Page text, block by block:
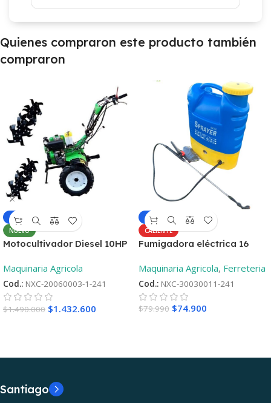
Quienes compraron este producto también
compraron
-4%
NUEVO
Motocultivador Diesel 10HP
lanzamiento! + 2°Repueto
Maquinaria Agricola
Cod.: NXC-20060003-1-241
$1.490.000 $1.432.600
-6%
CALIENTE
Fumigadora eléctrica 16
Maquinaria Agricola, Ferreteria
Cod.: NXC-30030011-241
$79.990 $74.900
Santiago